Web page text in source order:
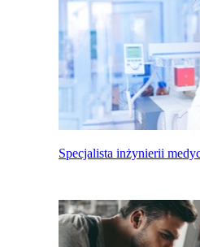
Specjalista inżynierii